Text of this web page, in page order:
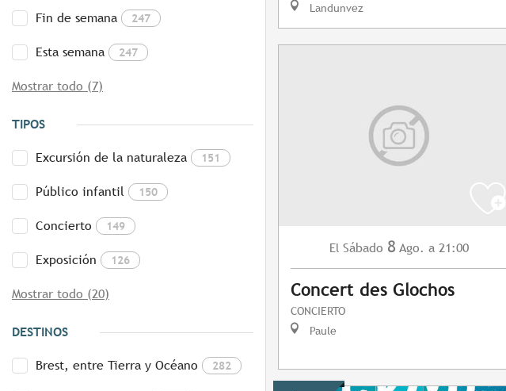
Fin de semana 247
Esta semana 247
Mostrar todo (7)
TIPOS
Excursión de la naturaleza 151
Público infantil 150
Concierto 149
Exposición 126
Mostrar todo (20)
DESTINOS
Brest, entre Tierra y Océano 282
Landunvez
El Sábado 8 Ago. a 21:00
Concert des Glochos
CONCIERTO
Paule